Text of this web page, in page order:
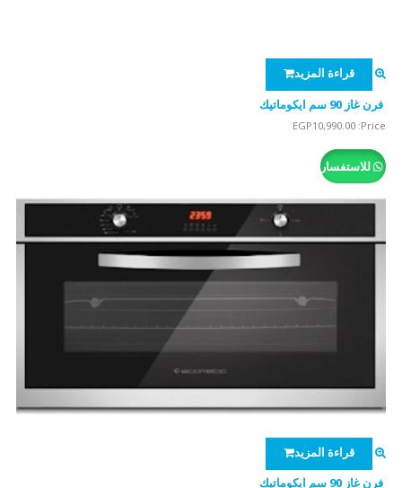
قراءة المزيد
فرن غاز 90 سم ايكوماتيك
Price:
EGP10,990.00
للاستفسار
قراءة المزيد
فرن غاز 90 سم ايكوماتيك